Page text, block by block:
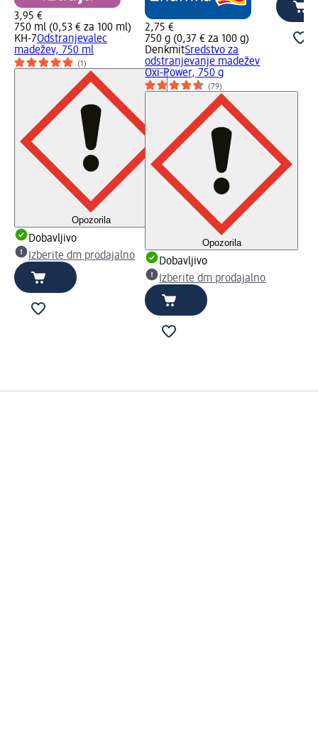
3,95 €
750 ml (0,53 € za 100 ml)
KH-7Odstranjevalec
madežev, 750 ml
(1)
Opozorila
Dobavljivo
Izberite dm prodajalno
2,75 €
750 g (0,37 € za 100 g)
DenkmitSredstvo za
odstranjevanje madežev
Oxi-Power, 750 g
(79)
Opozorila
Dobavljivo
Izberite dm prodajalno